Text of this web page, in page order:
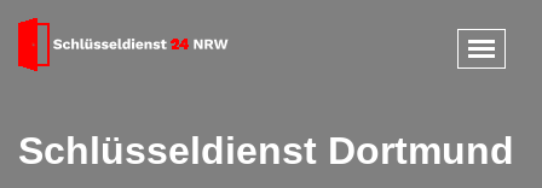
Schlüsseldienst Dortmund